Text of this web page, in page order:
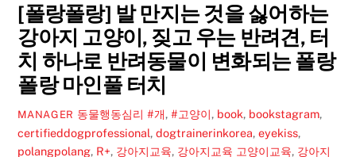
[폴랑폴랑] 발 만지는 것을 싫어하는
강아지 고양이, 짖고 우는 반려견, 터
치 하나로 반려동물이 변화되는 폴랑
폴랑 마인풀 터치
MANAGER 동물행동심리 #개, #고양이, book, bookstagram,
certifieddogprofessional,dogtrainerinkorea,eyekiss,
polangpolang, R+, 강아지교육, 강아지교육 고양이교육, 강아지